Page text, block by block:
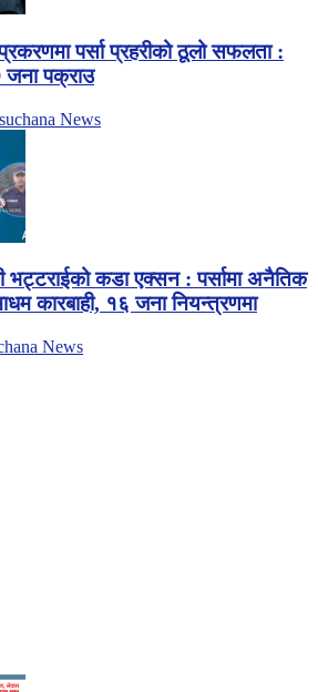
पर्सा प्रहरीको ठूलो सफलता :
पक्राउ
News
कडा एक्सन : पर्सामा अनैतिक
कारबाही, १६ जना नियन्त्रणमा
News